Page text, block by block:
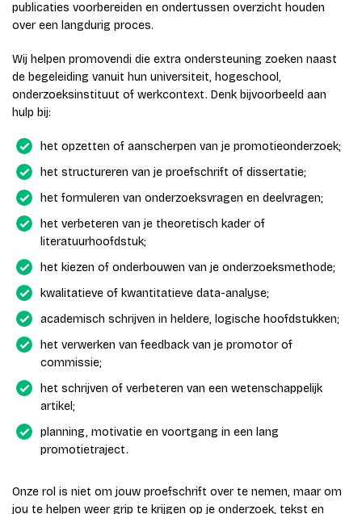
publicaties voorbereiden en ondertussen overzicht houden
over een langdurig proces.
Wij helpen promovendi die extra ondersteuning zoeken naast
de begeleiding vanuit hun universiteit, hogeschool,
onderzoeksinstituut of werkcontext. Denk bijvoorbeeld aan
hulp bij:
het opzetten of aanscherpen van je promotieonderzoek;
het structureren van je proefschrift of dissertatie;
het formuleren van onderzoeksvragen en deelvragen;
het verbeteren van je theoretisch kader of
literatuurhoofdstuk;
het kiezen of onderbouwen van je onderzoeksmethode;
kwalitatieve of kwantitatieve data-analyse;
academisch schrijven in heldere, logische hoofdstukken;
het verwerken van feedback van je promotor of
commissie;
het schrijven of verbeteren van een wetenschappelijk
artikel;
planning, motivatie en voortgang in een lang
promotietraject.
Onze rol is niet om jouw proefschrift over te nemen, maar om
jou te helpen weer grip te krijgen op je onderzoek, tekst en